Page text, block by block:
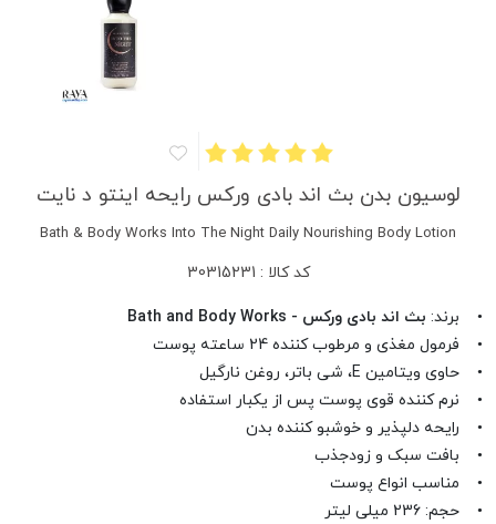
لوسیون بدن بث اند بادی ورکس رایحه اینتو د نایت
Bath & Body Works Into The Night Daily Nourishing Body Lotion
کد کالا : 30315231
• برند: بث اند بادی ورکس - Bath and Body Works
• فرمول مغذی و مرطوب کننده 24 ساعته پوست
• حاوی ویتامین E، شی باتر، روغن نارگیل
• نرم کننده قوی پوست پس از یکبار استفاده
• رایحه دلپذیر و خوشبو کننده بدن
• بافت سبک و زودجذب
• مناسب انواع پوست
• حجم: 236 میلی لیتر